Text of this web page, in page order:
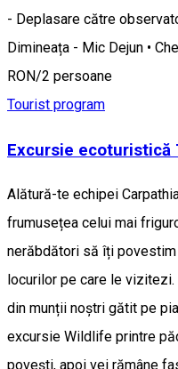
- Deplasare către
Dimineața - Mic Dejun •
RON/2 persoane
Tourist program
Excursie ecoturistică
Alătură-te echipei
frumusețea celui mai
nerăbdători să îți
locurilor pe care le
din munții noștri gătit pe
excursie Wildlife printre
povești, apoi vei rămâne